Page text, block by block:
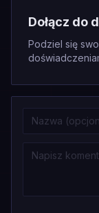
Dołącz do
Podziel się